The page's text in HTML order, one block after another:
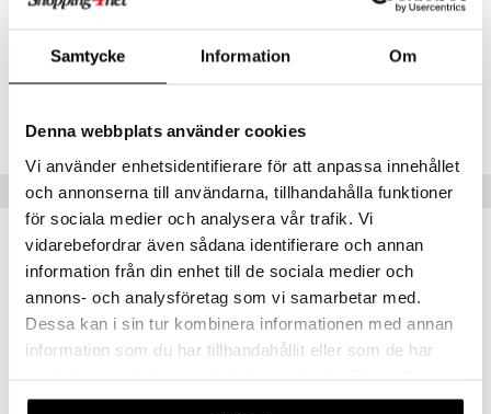
Samtycke Information Om
Denna webbplats använder cookies
Vi använder enhetsidentifierare för att anpassa innehållet
och annonserna till användarna, tillhandahålla funktioner
för sociala medier och analysera vår trafik. Vi
vidarebefordrar även sådana identifierare och annan
information från din enhet till de sociala medier och
annons- och analysföretag som vi samarbetar med.
Dessa kan i sin tur kombinera informationen med annan
information som du har tillhandahållit eller som de har
våra cookies vid fortsatt användande av vår webbplats.
(Titanium Dioxide), CI 28440, CI 16185, CI 73015 (Blue 2), CI 18050,
CY239-Y5-50-XX-XX
Suositut tuotteet